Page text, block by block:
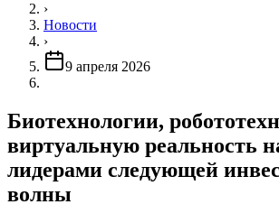
›
Новости
›
9 апреля 2026
Биотехнологии,
виртуальную реальность
лидерами следующей
волны